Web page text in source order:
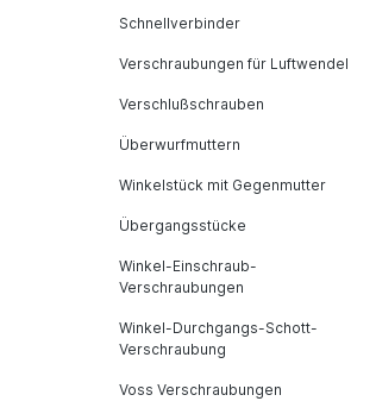
Schnellverbinder
Verschraubungen für Luftwendel
Verschlußschrauben
Überwurfmuttern
Winkelstück mit Gegenmutter
Übergangsstücke
Winkel-Einschraub-
Verschraubungen
Winkel-Durchgangs-Schott-
Verschraubung
Voss Verschraubungen